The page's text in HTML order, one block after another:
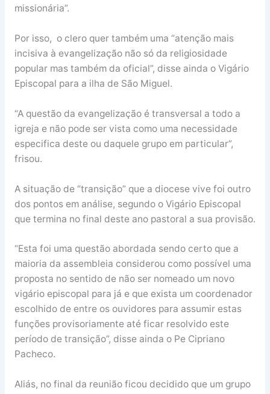
missionária”.
Por isso, o clero quer também uma “atenção mais
incisiva à evangelização não só da religiosidade
popular mas também da oficial”, disse ainda o Vigário
Episcopal para a ilha de São Miguel.
“A questão da evangelização é transversal a todo a
igreja e não pode ser vista como uma necessidade
especifica deste ou daquele grupo em particular”,
frisou.
A situação de “transição” que a diocese vive foi outro
dos pontos em análise, segundo o Vigário Episcopal
que termina no final deste ano pastoral a sua provisão.
“Esta foi uma questão abordada sendo certo que a
maioria da assembleia considerou como possível uma
proposta no sentido de não ser nomeado um novo
vigário episcopal para já e que exista um coordenador
escolhido de entre os ouvidores para assumir estas
funções provisoriamente até ficar resolvido este
período de transição”, disse ainda o Pe Cipriano
Pacheco.
Aliás, no final da reunião ficou decidido que um grupo